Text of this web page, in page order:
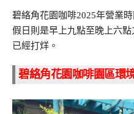
碧絡角花園咖啡2025年營業
假日則是早上九點至晚上六
已經打烊。
碧絡角花園咖啡園區環